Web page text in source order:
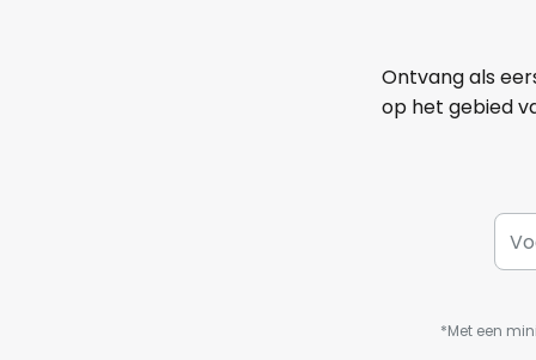
Ontvang als
op het gebied
*Met een